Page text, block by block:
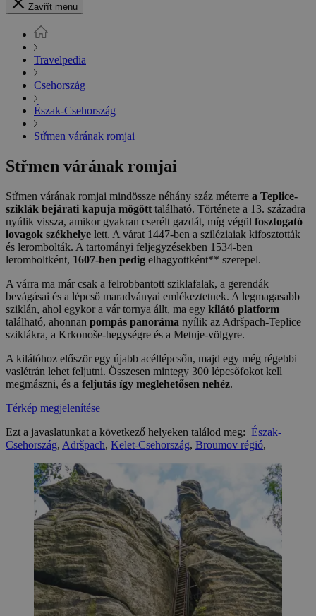
Zavřít menu
Travelpedia
Csehország
Észak-Csehország
Střmen várának romjai
Střmen várának romjai
Střmen várának romjai mindössze néhány száz méterre a Teplice-
sziklák bejárati kapuja mögött található. Története a 13. századra
nyúlik vissza, amikor gyakran cserélt gazdát, míg végül fosztogató
lovagok székhelye lett. A várat 1447-ben a sziléziaiak kifosztották
és lerombolták. A tartományi feljegyzésekben 1534-ben
leromboltként, 1607-ben pedig elhagyottként** szerepel.
A várra ma már csak a felrobbantott sziklafalak, a gerendák
bevágásai és a lépcső maradványai emlékeztetnek. A legmagasabb
sziklán, ahol egykor a vár tornya állt, ma egy kilátó platform
található, ahonnan pompás panoráma nyílik az Adršpach-Teplice
sziklákra, a Krkonoše-hegységre és a Metuje-völgyre.
A kilátóhoz először egy újabb acéllépcsőn, majd egy még régebbi
vaslétrán lehet feljutni. Összesen mintegy 300 lépcsőfokot kell
megmászni, és a feljutás így meglehetősen nehéz.
Térkép megjelenítése
Ezt a javaslatunkat a következő helyeken találod meg: Észak-
Csehország, Adršpach, Kelet-Csehország, Broumov régió,